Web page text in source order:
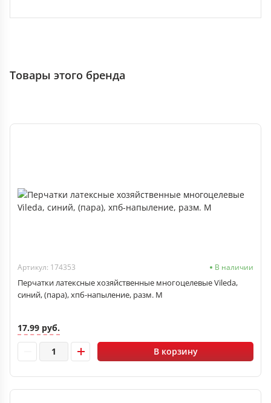
Товары этого бренда
Артикул: 174353 В наличии
Перчатки латексные хозяйственные многоцелевые Vileda,
синий, (пара), хпб-напыление, разм. M
17.99 руб.
В корзину